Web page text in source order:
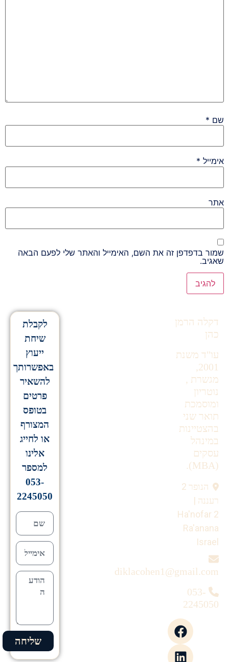
שם *
אימייל *
אתר
שמור בדפדפן זה את השם, האימייל והאתר שלי לפעם הבאה
שאגיב.
דקלה הרמן
כהן
עו"ד משנת
2001,
מגשרת ,
נוטריון
ומוסמכת
תואר שני
בהצטיינות
במינהל
עסקים
(MBA).
הנופר 2
רעננה |
Ha'nofar 2
Ra'anana
Israel
diklacohen1@gmail.com
053-
2245050
לקבלת
שיחת
ייעוץ
באפשרותך
להשאיר
פרטים
בטופס
המצורף
או לחייג
אלינו
למספר
053-
2245050
שליחה
Alternative: